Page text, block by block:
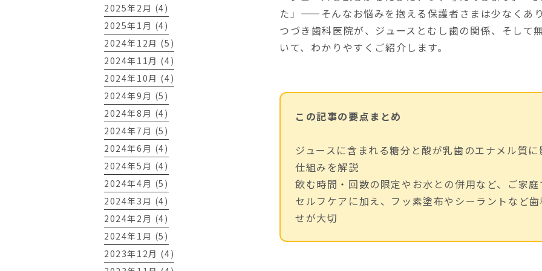
た」——そんなお悩みを抱える保護者さまは少なくあ
つづき歯科医院が、ジュースとむし歯の関係、そして
いて、わかりやすくご紹介します。
この記事の要点まとめ
ジュースに含まれる糖分と酸が乳歯のエナメル質
仕組みを解説
飲む時間・回数の限定やお水との併用など、ご家
セルフケアに加え、フッ素塗布やシーラントなど
せが大切
2025年2月 (4)
2025年1月 (4)
2024年12月 (5)
2024年11月 (4)
2024年10月 (4)
2024年9月 (5)
2024年8月 (4)
2024年7月 (5)
2024年6月 (4)
2024年5月 (4)
2024年4月 (5)
2024年3月 (4)
2024年2月 (4)
2024年1月 (5)
2023年12月 (4)